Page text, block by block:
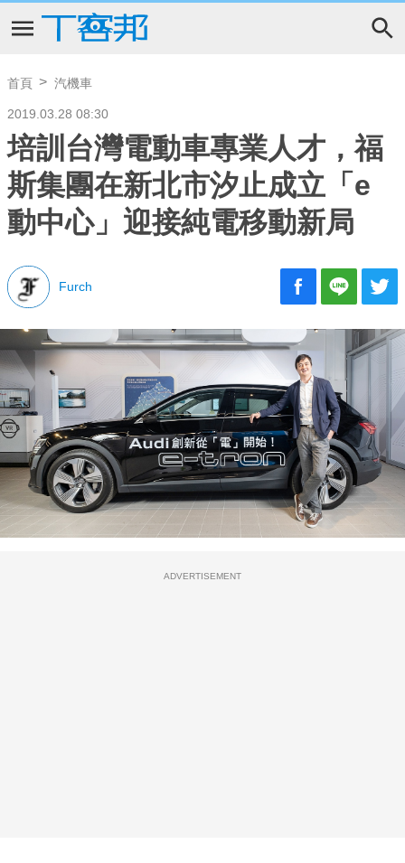
首頁 汽機車
2019.03.28 08:30
培訓台灣電動車專業人才，福
斯集團在新北市汐止成立「e
動中心」迎接純電移動新局
Furch
ADVERTISEMENT